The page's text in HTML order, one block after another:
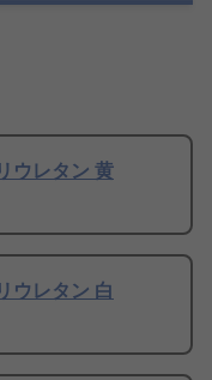
ウレタン 黄
ウレタン 白